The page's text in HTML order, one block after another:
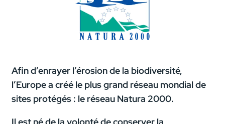
Afin d’enrayer l’érosion de la biodiversité,
l’Europe a créé le plus grand réseau mondial de
sites protégés : le réseau Natura 2000.